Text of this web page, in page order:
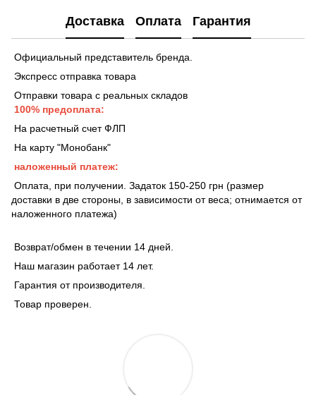
Доставка Оплата Гарантия
Официальный представитель бренда.
Экспресс отправка товара
Отправки товара с реальных складов
100% предоплата:
На расчетный счет ФЛП
На карту "Монобанк"
наложенный платеж:
Оплата, при получении. Задаток 150-250 грн (размер
доставки в две стороны, в зависимости от веса; отнимается от
наложенного платежа)
Возврат/обмен в течении 14 дней.
Наш магазин работает 14 лет.
Гарантия от производителя.
Товар проверен.